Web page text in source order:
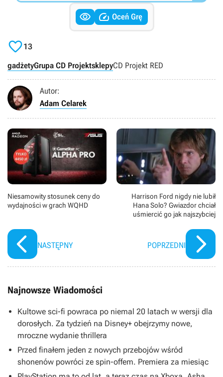
  Oceń Grę
13
gadżetyGrupa CD ProjektsklepyCD Projekt RED
Autor:
Adam Celarek
Niesamowity stosunek ceny do
wydajności w grach WQHD
NASTĘPNY
Harrison Ford nigdy nie lubił
Hana Solo? Gwiazdor chciał
uśmiercić go jak najszybciej
POPRZEDNI
Najnowsze Wiadomości
Kultowe sci-fi powraca po niemal 20 latach w wersji dla
dorosłych. Za tydzień na Disney+ obejrzymy nowe,
mroczne wydanie thrillera
Przed finałem jeden z nowych przebojów wśród
shonenów powróci ze spin-offem. Premiera za miesiąc